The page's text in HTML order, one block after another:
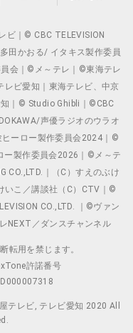
ビ｜© CBC TELEVISION
田かおる/ イタキス製作委員
会｜©メ～テレ｜©東海テレ
レビ愛知｜東海テレビ、中京
知｜© Studio Ghibli｜©CBC
声優ラジオのウラオ
ーロー製作委員会2024｜©
ー製作委員会2026｜©メ～テ
CO.,LTD.｜（C）すえのぶけ
いこ／講談社（C）CTV｜©
CO.,LTD. ｜©ヴァン
NEXT／ダンスチャンネル
転用を禁じます。
許諾番号
ID000007318
テレビ, テレビ愛知 2020 All